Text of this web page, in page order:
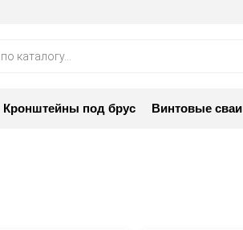
Кронштейны под брус Винтовые сваи